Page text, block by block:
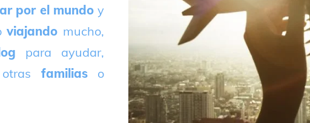
por el mundo y
viajando mucho,
para ayudar,
familiaso